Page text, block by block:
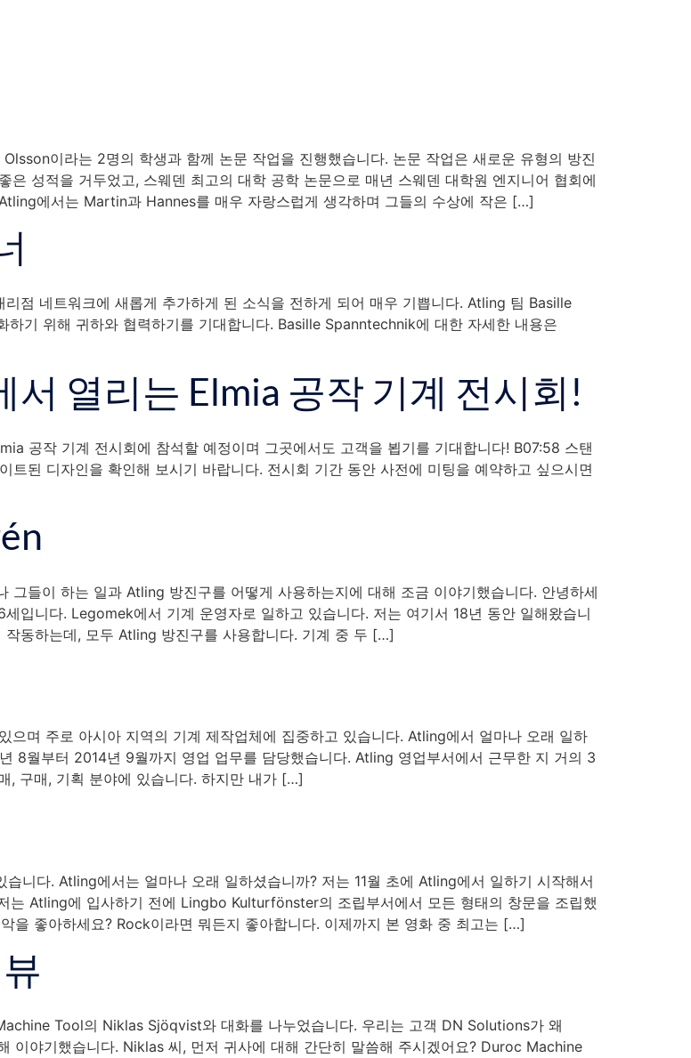
이라는 2명의 학생과 함께 논문 작업을 진행했습니다. 논문 작업은 새로운 유형의 방진
성적을 거두었고, 스웨덴 최고의 대학 공학 논문으로 매년 스웨덴 대학원 엔지니어 협회에
에서는 Martin과 Hannes를 매우 자랑스럽게 생각하며 그들의 수상에 작은 […]
점 네트워크에 새롭게 추가하게 된 소식을 전하게 되어 매우 기쁩니다. Atling 팀 Basille
기 위해 귀하와 협력하기를 기대합니다. Basille Spanntechnik에 대한 자세한 내용은
열리는 Elmia 공작 기계 전시회!
공작 기계 전시회에 참석할 예정이며 그곳에서도 고객을 뵙기를 기대합니다! B07:58 스탠
트된 디자인을 확인해 보시기 바랍니다. 전시회 기간 동안 사전에 미팅을 예약하고 싶으시면
들이 하는 일과 Atling 방진구를 어떻게 사용하는지에 대해 조금 이야기했습니다. 안녕하세
입니다. Legomek에서 기계 운영자로 일하고 있습니다. 저는 여기서 18년 동안 일해왔습니
동하는데, 모두 Atling 방진구를 사용합니다. 기계 중 두 […]
며 주로 아시아 지역의 기계 제작업체에 집중하고 있습니다. Atling에서 얼마나 오래 일하
8월부터 2014년 9월까지 영업 업무를 담당했습니다. Atling 영업부서에서 근무한 지 거의 3
, 구매, 기획 분야에 있습니다. 하지만 내가 […]
니다. Atling에서는 얼마나 오래 일하셨습니까? 저는 11월 초에 Atling에서 일하기 시작해서
는 Atling에 입사하기 전에 Lingbo Kulturfönster의 조립부서에서 모든 형태의 창문을 조립했
을 좋아하세요? Rock이라면 뭐든지 좋아합니다. 이제까지 본 영화 중 최고는 […]
Tool의 Niklas Sjöqvist와 대화를 나누었습니다. 우리는 고객 DN Solutions가 왜
이야기했습니다. Niklas 씨, 먼저 귀사에 대해 간단히 말씀해 주시겠어요? Duroc Machine